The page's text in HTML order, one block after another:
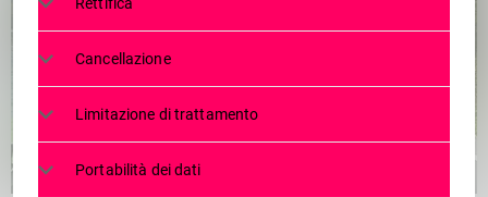
Cancellazione
Limitazione di trattamento
Portabilità dei dati